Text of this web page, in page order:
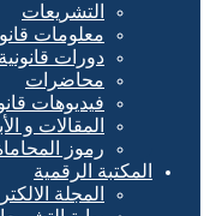
التشريعات
معلومات
دورات قانونية
محاضرات
فيديوهات
المقالات و
رموز
المكتبة الرقمية
المجلة